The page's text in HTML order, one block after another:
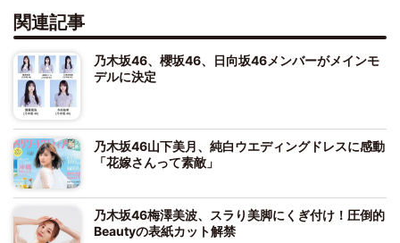
関連記事
乃木坂46、櫻坂46、日向坂46メンバーがメインモ
デルに決定
乃木坂46山下美月、純白ウエディングドレスに感動
「花嫁さんって素敵」
乃木坂46梅澤美波、スラり美脚にくぎ付け！圧倒的
Beautyの表紙カット解禁